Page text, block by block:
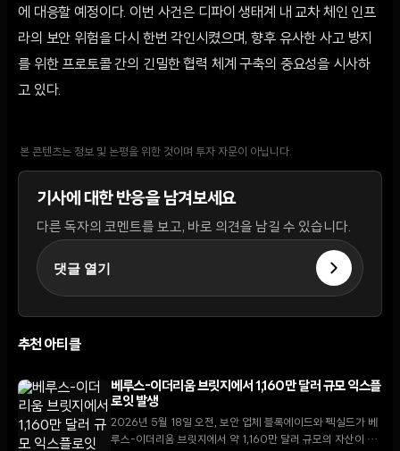
에 대응할 예정이다. 이번 사건은 디파이 생태계 내 교차 체인 인프
라의 보안 위험을 다시 한번 각인시켰으며, 향후 유사한 사고 방지
를 위한 프로토콜 간의 긴밀한 협력 체계 구축의 중요성을 시사하
고 있다.
본 콘텐츠는 정보 및 논평을 위한 것이며 투자 자문이 아닙니다.
기사에 대한 반응을 남겨보세요
다른 독자의 코멘트를 보고, 바로 의견을 남길 수 있습니다.
댓글 열기
추천 아티클
베루스-이더리움 브릿지에서 1,160만 달러 규모 익스플
로잇 발생
2026년 5월 18일 오전, 보안 업체 블록에이드와 펙실드가 베
루스-이더리움 브릿지에서 약 1,160만 달러 규모의 자산이 탈